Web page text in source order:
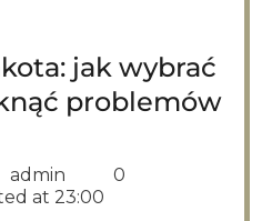
jak wybrać
problemów
admin
0
at 23:00